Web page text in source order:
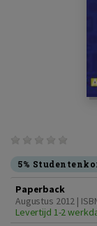
5%
Paperback
Augustus 2012 |
Levertijd 1-2